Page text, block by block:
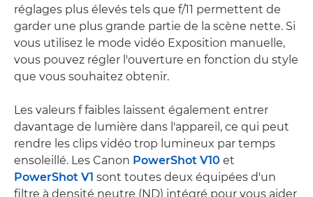
réglages plus élevés tels que f/11 permettent de
garder une plus grande partie de la scène nette. Si
vous utilisez le mode vidéo Exposition manuelle,
vous pouvez régler l'ouverture en fonction du style
que vous souhaitez obtenir.
Les valeurs f faibles laissent également entrer
davantage de lumière dans l'appareil, ce qui peut
rendre les clips vidéo trop lumineux par temps
ensoleillé. Les Canon PowerShot V10 et
PowerShot V1 sont toutes deux équipées d'un
filtre à densité neutre (ND) intégré pour vous aider